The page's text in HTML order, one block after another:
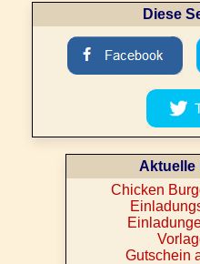
Diese
Aktuelle
Chicken
Gutschein